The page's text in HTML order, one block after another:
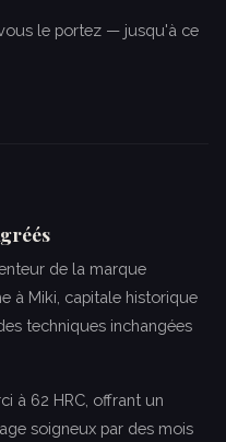
le portez — jusqu'à ce
de la marque
à Miki, capitale historique
techniques inchangées
à 62 HRC, offrant un
soigneux par des mois